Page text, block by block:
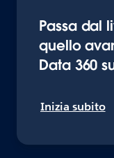
Passa dal
quello
Data 360
Inizia subito